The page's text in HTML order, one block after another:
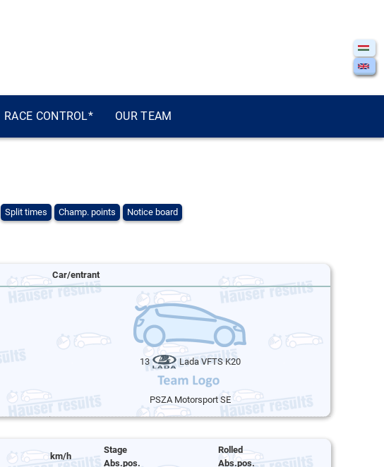
RACE CONTROL* OUR TEAM
Split times Champ. points Notice board
Car/entrant
13 Lada VFTS K20
PSZA Motorsport SE
km/h
Stage
Abs.pos.
Rolled
Abs.pos.